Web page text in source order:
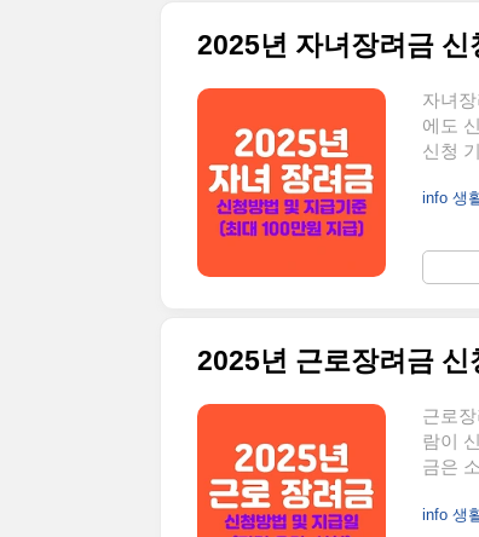
2025년 자녀장려금
자녀
에도
신청
다.1.
이하
사업
info 생
2025년 근로장려금
근로
람이
금은
야 유
info 생